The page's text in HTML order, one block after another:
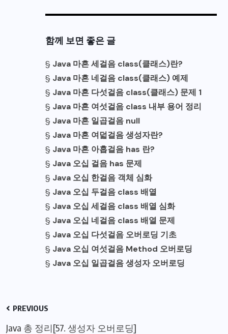
함께 보면 좋은 글
§ Java 마흔 세걸음 class(클래스)란?
§ Java 마흔 네걸음 class(클래스) 예제
§ Java 마흔 다섯걸음 class(클래스) 문제 1
§ Java 마흔 여섯걸음 class 내부 용어 정리
§ Java 마흔 일곱걸음 null
§ Java 마흔 여덟걸음 생성자란?
§ Java 마흔 아홉걸음 has 란?
§ Java 오십 걸음 has 문제
§ Java 오십 한걸음 객체 심화
§ Java 오십 두걸음 class 배열
§ Java 오십 세걸음 class 배열 심화
§ Java 오십 네걸음 class 배열 문제
§ Java 오십 다섯걸음 오버로딩 기초
§ Java 오십 여섯걸음 Method 오버로딩
§ Java 오십 일곱걸음 생성자 오버로딩
PREVIOUS
Java 총 정리[57. 생성자 오버로딩]